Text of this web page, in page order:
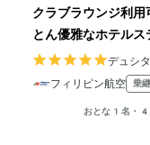
クラブラウンジ利
とん優雅なホテルス
デュシ
フィリピン航空
乗
おとな1名・4